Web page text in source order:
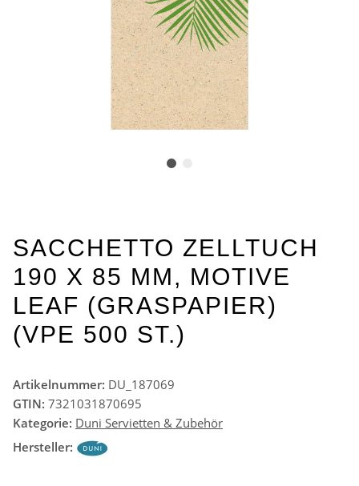
SACCHETTO ZELLTUCH
190 X 85 MM, MOTIVE
LEAF (GRASPAPIER)
(VPE 500 ST.)
Artikelnummer: DU_187069
GTIN: 7321031870695
Kategorie: Duni Servietten & Zubehör
Hersteller: